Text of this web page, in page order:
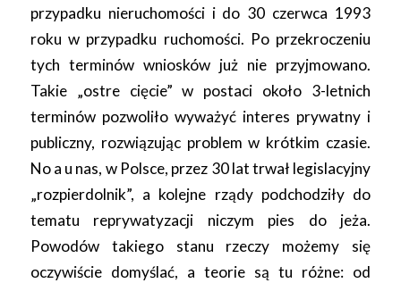
przypadku nieruchomości i do 30 czerwca 1993
roku w przypadku ruchomości. Po przekroczeniu
tych terminów wniosków już nie przyjmowano.
Takie „ostre cięcie” w postaci około 3-letnich
terminów pozwoliło wyważyć interes prywatny i
publiczny, rozwiązując problem w krótkim czasie.
No a u nas, w Polsce, przez 30 lat trwał legislacyjny
„rozpierdolnik”, a kolejne rządy podchodziły do
tematu reprywatyzacji niczym pies do jeża.
Powodów takiego stanu rzeczy możemy się
oczywiście domyślać, a teorie są tu różne: od